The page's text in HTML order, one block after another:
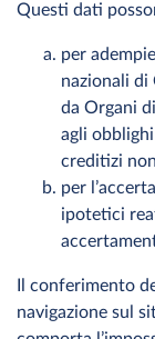
Questi dati
per
nazionali di
da Organi
agli
creditizi
per
ipotetici
Il conferimento
navigazione sul